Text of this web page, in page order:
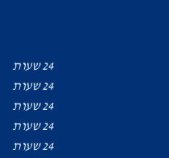
24 שעות
24 שעות
24 שעות
24 שעות
24 שעות